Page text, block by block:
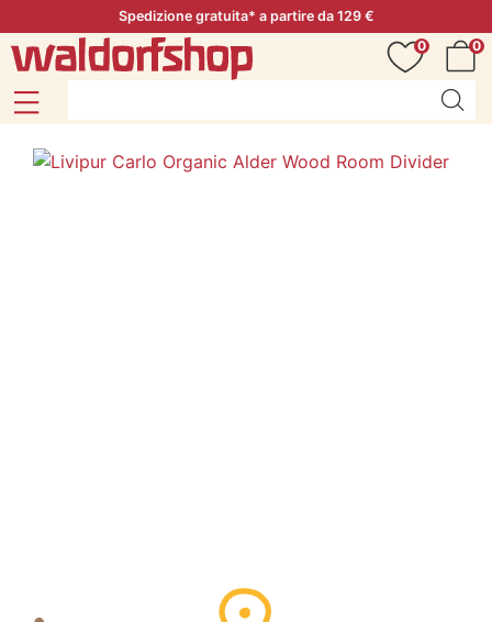
Spedizione gratuita* a partire da 129 €
0
0